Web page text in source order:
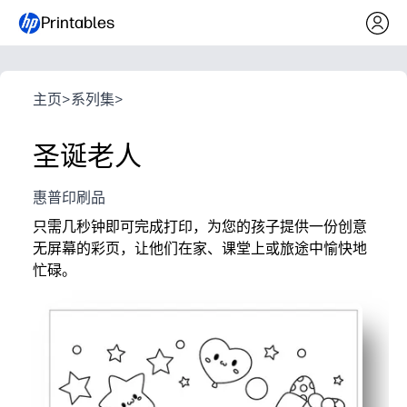
Printables
主页>系列集>
圣诞老人
惠普印刷品
只需几秒钟即可完成打印，为您的孩子提供一份创意
无屏幕的彩页，让他们在家、课堂上或旅途中愉快地
忙碌。
无需准备——当你需要即时活动或子计划时，只需打印和
粗体而简单的轮廓可以帮助所有年龄段的人取得成功
无需额外材料即可培养精细动作技能、色彩识别和创造
用途广泛，适合安静时光、提前结束活动、聚会或旅